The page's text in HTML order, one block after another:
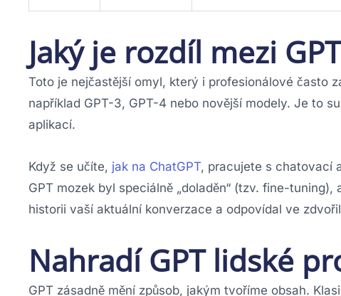
Jaký je rozdíl mezi
Toto je nejčastější omyl, který i profesionálové často
například GPT-3, GPT-4 nebo novější modely. Je to
aplikací.
Když se učíte, jak na ChatGPT, pracujete s chatovací
GPT mozek byl speciálně „doladěn“ (tzv. fine-
historii vaší aktuální konverzace a odpovídal ve
Nahradí GPT lidské
GPT zásadně mění způsob, jakým tvoříme obsah.